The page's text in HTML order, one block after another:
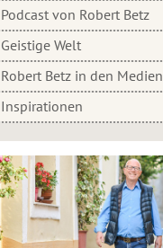
Podcast von Robert Betz
Geistige Welt
Robert Betz in den Medien
Inspirationen